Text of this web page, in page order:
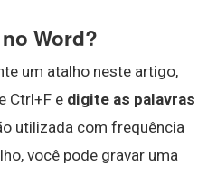
Word?
um atalho neste artigo,
Ctrl+F e digite as palavras
utilizada com frequência
você pode gravar uma